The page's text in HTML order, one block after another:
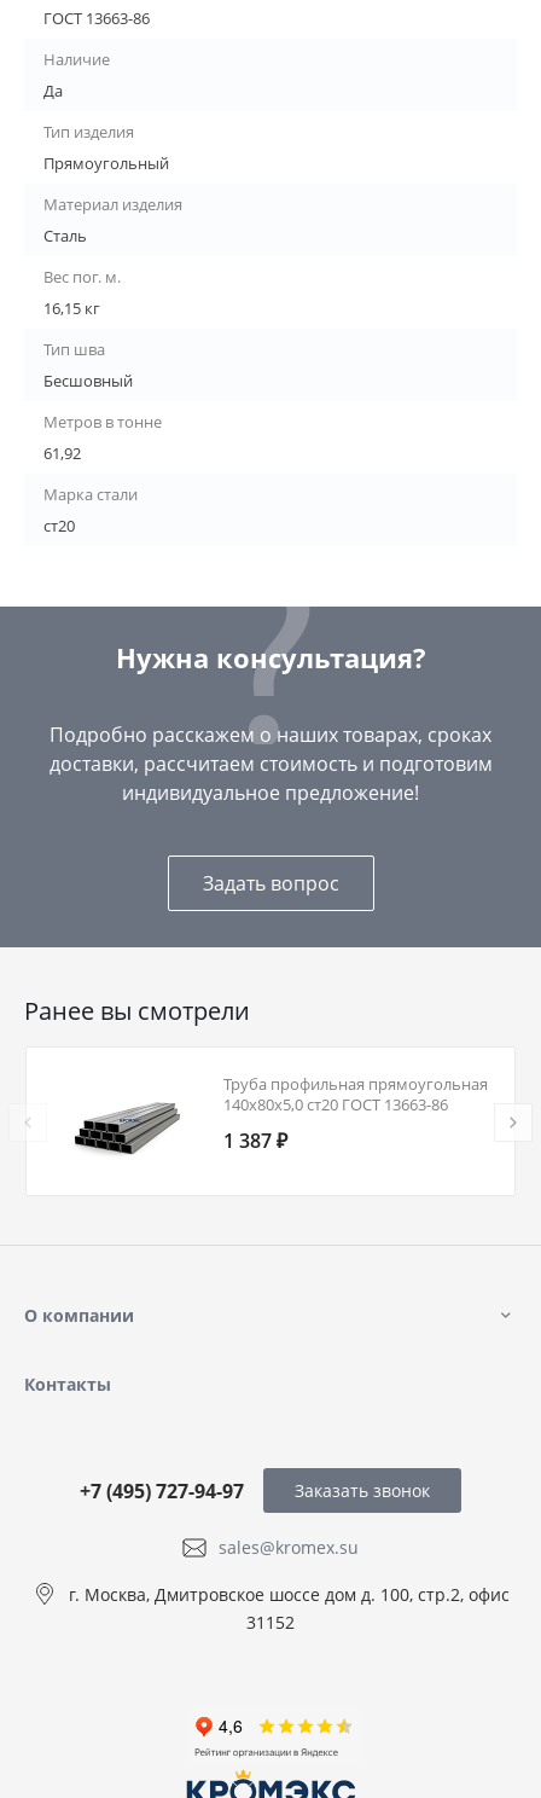
ГОСТ 13663-86
Наличие
Да
Тип изделия
Прямоугольный
Материал изделия
Сталь
Вес пог. м.
16,15 кг
Тип шва
Бесшовный
Метров в тонне
61,92
Марка стали
ст20
Нужна консультация?
Подробно расскажем о наших товарах, сроках
доставки, рассчитаем стоимость и подготовим
индивидуальное предложение!
Задать вопрос
Ранее вы смотрели
Труба профильная прямоугольная
140х80х5,0 ст20 ГОСТ 13663-86
1 387 ₽
О компании
Контакты
sales@kromex.su
+7 (495) 727-94-97
г. Москва, Дмитровское шоссе дом д. 100, стр.2, офис
31152
Заказать звонок